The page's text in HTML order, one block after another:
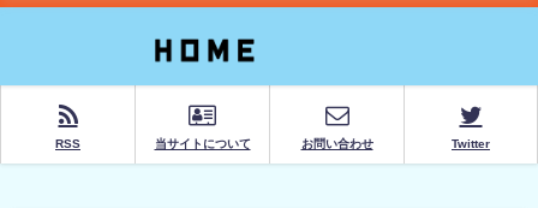
RSS 当サイトについて お問い合わせ Twitter